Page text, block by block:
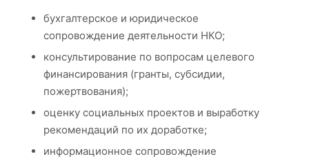
бухгалтерское и юридическое
сопровождение деятельности НКО;
консультирование по вопросам целевого
финансирования (гранты, субсидии,
пожертвования);
оценку социальных проектов и выработку
рекомендаций по их доработке;
информационное сопровождение